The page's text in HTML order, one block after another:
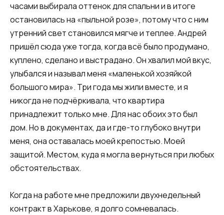
часами выбирала оттенок для спальни и в итоге
остановилась на «пыльной розе», потому что с ним
утренний свет становился мягче и теплее. Андрей
пришёл сюда уже тогда, когда всё было продумано,
куплено, сделано и выстрадано. Он хвалил мой вкус,
улыбался и называл меня «маленькой хозяйкой
большого мира». Три года мы жили вместе, и я
никогда не подчёркивала, что квартира
принадлежит только мне. Для нас обоих это был
дом. Но в документах, да и где-то глубоко внутри
меня, она оставалась моей крепостью. Моей
защитой. Местом, куда я могла вернуться при любых
обстоятельствах.
Когда на работе мне предложили двухнедельный
контракт в Харькове, я долго сомневалась.